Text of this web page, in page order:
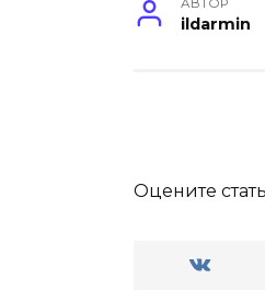
АВТОР
ildarmin
Оцените